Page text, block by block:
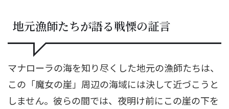
地元漁師たちが語る戦慄の証言
マナローラの海を知り尽くした地元の漁師たちは、
この「魔女の崖」周辺の海域には決して近づこうと
しません。彼らの間では、夜明け前にこの崖の下を